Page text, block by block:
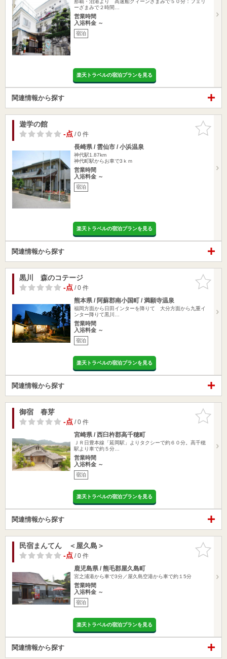
那覇・泊港より 高速船クィーンざまみで５０分：フェリ
ーざまみで２時間…
営業時間
入浴料金 ～
宿泊
楽天トラベルの宿泊プランを見る
関連情報から探す
お気に入
りに追加
遊学の館
-点/ 0 件
長崎県 / 雲仙市 / 小浜温泉
神代駅1.87km
神代町駅からお車で3ｋｍ
営業時間
入浴料金 ～
宿泊
楽天トラベルの宿泊プランを見る
関連情報から探す
お気に入
りに追加
黒川 森のコテージ
-点/ 0 件
熊本県 / 阿蘇郡南小国町 / 満願寺温泉
福岡方面から日田インターを降りて 大分方面から九重イ
ンター降りて黒川…
営業時間
入浴料金 ～
宿泊
楽天トラベルの宿泊プランを見る
関連情報から探す
お気に入
りに追加
御宿 春芽
-点/ 0 件
宮崎県 / 西臼杵郡高千穂町
ＪＲ日豊本線「延岡駅」よりタクシーで約６０分。高千穂
駅より車で約５分…
営業時間
入浴料金 ～
宿泊
楽天トラベルの宿泊プランを見る
関連情報から探す
お気に入
りに追加
民宿まんてん ＜屋久島＞
-点/ 0 件
鹿児島県 / 熊毛郡屋久島町
宮之浦港から車で3分／屋久島空港から車で約１5分
営業時間
入浴料金 ～
宿泊
楽天トラベルの宿泊プランを見る
関連情報から探す